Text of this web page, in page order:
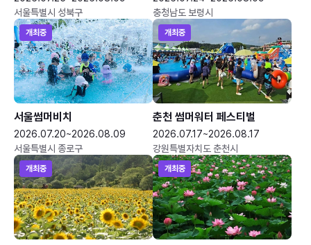
서울특별시 성북구
충청남도 보령시
개최중
서울썸머비치
2026.07.20~2026.08.09
서울특별시 종로구
개최중
춘천 썸머워터 페스티벌
2026.07.17~2026.08.17
강원특별자치도 춘천시
개최중 개최중